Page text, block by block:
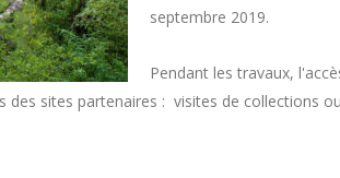
septembre 2019.
Pendant les travaux,
des sites partenaires : visites de collections